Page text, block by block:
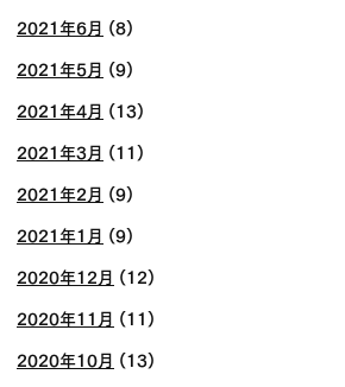
2021年6月 (8)
2021年5月 (9)
2021年4月 (13)
2021年3月 (11)
2021年2月 (9)
2021年1月 (9)
2020年12月 (12)
2020年11月 (11)
2020年10月 (13)